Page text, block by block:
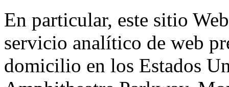
En particular, este sitio
servicio analítico de web
domicilio en los Estados